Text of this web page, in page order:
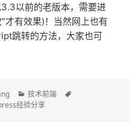
以前的老版本，需要进
才有效果)！当然网上也有
跳转的方法，大家也可
分
类
技术前端
经验分享